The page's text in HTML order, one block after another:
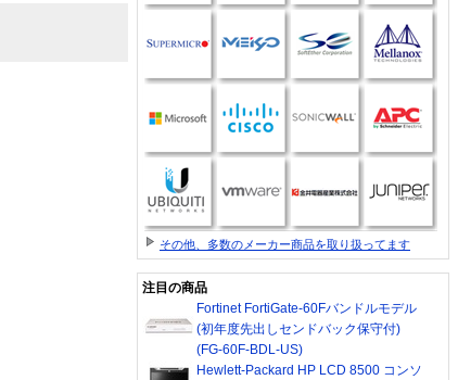
その他、多数のメーカー商品を取り扱ってます
注目の商品
Fortinet FortiGate-60Fバンドルモデル
(初年度先出しセンドバック保守付)
(FG-60F-BDL-US)
Hewlett-Packard HP LCD 8500 コンソ